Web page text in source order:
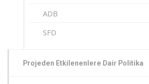
ADB
SFD
Projeden Etkilenenlere Dair Politika